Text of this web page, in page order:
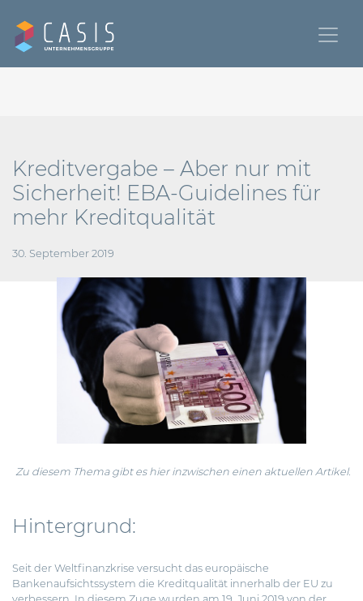
Kreditvergabe – Aber nur mit
Sicherheit! EBA-Guidelines für
mehr Kreditqualität
30. September 2019
Zu diesem Thema gibt es hierinzwischen einen aktuellen Artikel.
Hintergrund:
Seit der Weltfinanzkrise versucht das europäische
Bankenaufsichtssystem die Kreditqualität innerhalb der EU zu